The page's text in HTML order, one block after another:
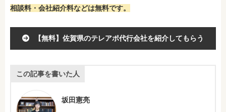
相談料・会社紹介料などは無料です。
【無料】佐賀県のテレアポ代行会社を紹介してもらう
この記事を書いた人
坂田憲亮